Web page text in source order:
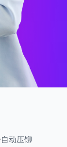
自动压铆